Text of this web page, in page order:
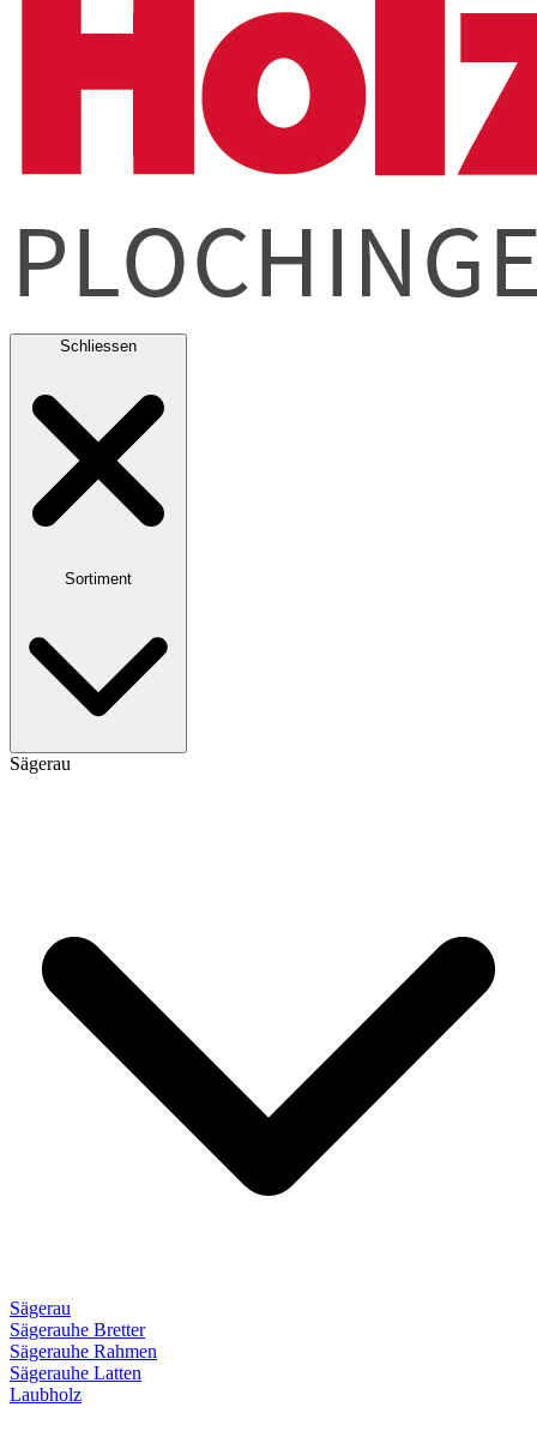
Schliessen
Sortiment
Sägerau
Sägerau
Sägerauhe Bretter
Sägerauhe Rahmen
Sägerauhe Latten
Laubholz